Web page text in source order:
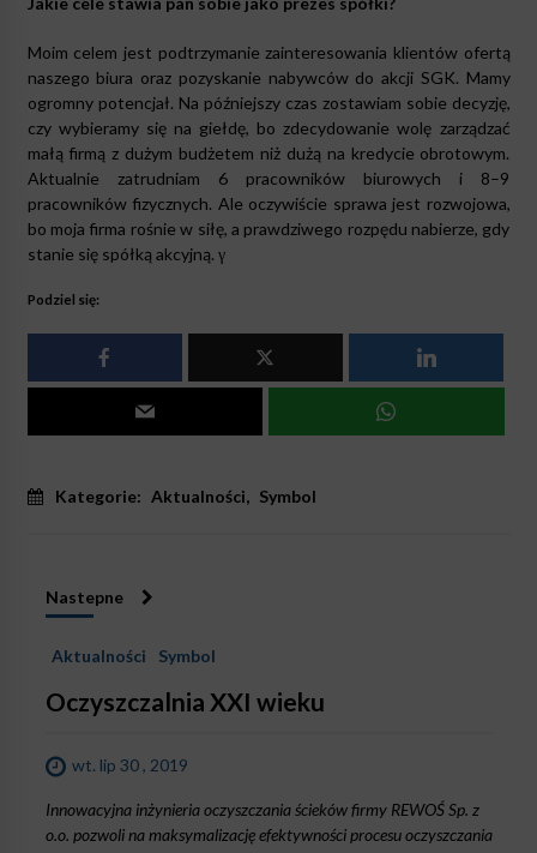
Moim celem jest podtrzymanie zainteresowania klientów ofertą
naszego biura oraz pozyskanie nabywców do akcji SGK. Mamy
ogromny potencjał. Na późniejszy czas zostawiam sobie decyzję,
czy wybieramy się na giełdę, bo zdecydowanie wolę zarządzać
małą firmą z dużym budżetem niż dużą na kredycie obrotowym.
Aktualnie zatrudniam 6 pracowników biurowych i 8–9
pracowników fizycznych. Ale oczywiście sprawa jest rozwojowa,
bo moja firma rośnie w siłę, a prawdziwego rozpędu nabierze, gdy
stanie się spółką akcyjną. γ
Podziel się:
Kategorie: Aktualności, Symbol
Nastepne
Aktualności Symbol
Oczyszczalnia XXI wieku
wt. lip 30 , 2019
Innowacyjna inżynieria oczyszczania ścieków firmy REWOŚ Sp. z
o.o. pozwoli na maksymalizację efektywności procesu oczyszczania